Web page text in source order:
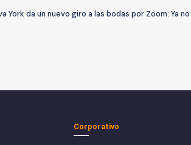
York da un nuevo giro a las bodas por Zoom: Ya
Corporativo